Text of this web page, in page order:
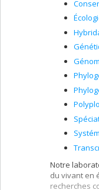
Notre
du vivant en
recherches